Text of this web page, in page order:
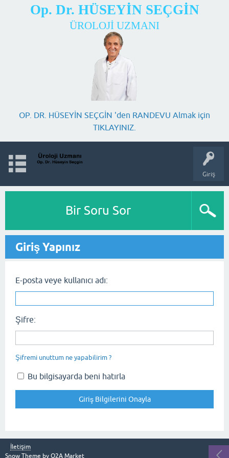
Op. Dr. HÜSEYİN SEÇGİN
ÜROLOJİ UZMANI
OP. DR. HÜSEYİN SEÇGİN 'den RANDEVU Almak için
TIKLAYINIZ.
Giriş
Bir Soru Sor
Giriş Yapınız
E-posta veye kullanıcı adı:
Şifre:
Şifremi unuttum ne yapabilirim ?
Bu bilgisayarda beni hatırla
İletişim
Snow Theme by Q2A Market